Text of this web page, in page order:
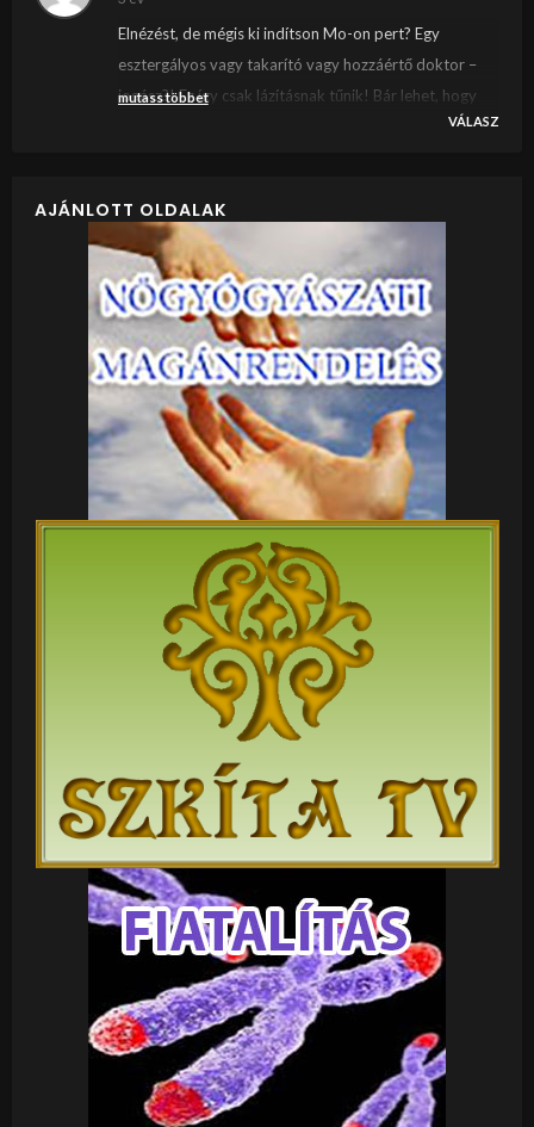
Elnézést, de mégis ki indítson Mo-on pert? Egy
esztergályos vagy takarító vagy hozzáértő doktor –
jogász?! Ez így csak lázításnak tűnik! Bár lehet, hogy
más megoldás nincs, de talán hozzáértőknek mégis
mutass többet
VÁLASZ
AJÁNLOTT OLDALAK